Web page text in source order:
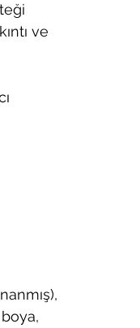
ve